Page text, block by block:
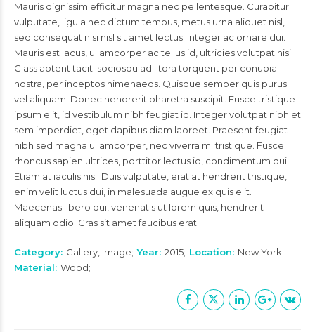
Mauris dignissim efficitur magna nec pellentesque. Curabitur
vulputate, ligula nec dictum tempus, metus urna aliquet nisl,
sed consequat nisi nisl sit amet lectus. Integer ac ornare dui.
Mauris est lacus, ullamcorper ac tellus id, ultricies volutpat nisi.
Class aptent taciti sociosqu ad litora torquent per conubia
nostra, per inceptos himenaeos. Quisque semper quis purus
vel aliquam. Donec hendrerit pharetra suscipit. Fusce tristique
ipsum elit, id vestibulum nibh feugiat id. Integer volutpat nibh et
sem imperdiet, eget dapibus diam laoreet. Praesent feugiat
nibh sed magna ullamcorper, nec viverra mi tristique. Fusce
rhoncus sapien ultrices, porttitor lectus id, condimentum dui.
Etiam at iaculis nisl. Duis vulputate, erat at hendrerit tristique,
enim velit luctus dui, in malesuada augue ex quis elit.
Maecenas libero dui, venenatis ut lorem quis, hendrerit
aliquam odio. Cras sit amet faucibus erat.
Category Gallery, Image Year 2015 Location
New York
Material Wood